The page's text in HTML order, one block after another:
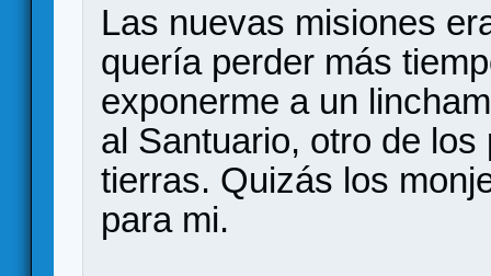
Las nuevas misiones
quería perder más
exponerme a un
al Santuario, otro de
tierras. Quizás los
para mi.